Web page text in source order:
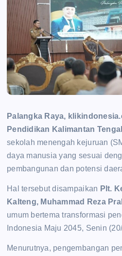
Palangka Raya,
Pendidikan Kalimantan
sekolah menengah kejuruan
daya manusia yang sesuai
pembangunan dan potensi
Hal tersebut disampaikan Plt.
Kalteng, Muhammad Reza
umum bertema transformasi
Indonesia Maju 2045, Senin
Menurutnya, pengembangan